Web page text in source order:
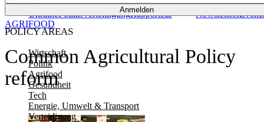
Anmelden
POLICY AREAS
Wirtschaft
Politik
Agrifood
Gesundheit
Tech
Energie, Umwelt & Transport
Verteidigung
UkrainePolitikVerteidigungRapporteur NewslettersEvents
Common Agricultural Policy
reform
AGRIFOOD